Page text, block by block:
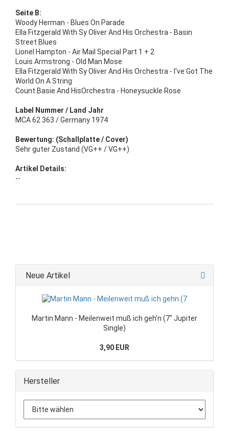
Seite B:
Woody Herman - Blues On Parade
Ella Fitzgerald With Sy Oliver And His Orchestra - Basin
Street Blues
Lionel Hampton - Air Mail Special Part 1 + 2
Louis Armstrong - Old Man Mose
Ella Fitzgerald With Sy Oliver And His Orchestra - I've Got The
World On A String
Count Basie And HisOrchestra - Honeysuckle Rose
Label Nummer / Land Jahr
MCA 62 363 / Germany 1974
Bewertung: (Schallplatte / Cover)
Sehr guter Zustand (VG++ / VG++)
Artikel Details:
--
Neue Artikel
Martin Mann - Meilenweit muß ich geh'n (7" Jupiter
Single)
3,90 EUR
Hersteller